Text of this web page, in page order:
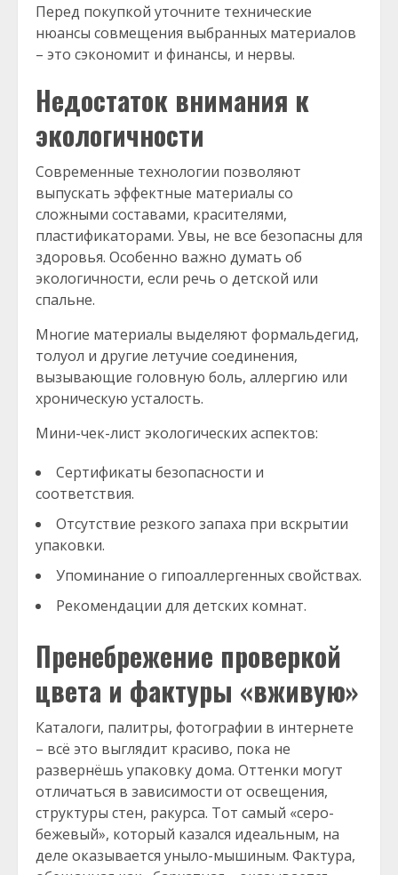
Перед покупкой уточните технические
нюансы совмещения выбранных материалов
– это сэкономит и финансы, и нервы.
Недостаток внимания к
экологичности
Современные технологии позволяют
выпускать эффектные материалы со
сложными составами, красителями,
пластификаторами. Увы, не все безопасны для
здоровья. Особенно важно думать об
экологичности, если речь о детской или
спальне.
Многие материалы выделяют формальдегид,
толуол и другие летучие соединения,
вызывающие головную боль, аллергию или
хроническую усталость.
Мини-чек-лист экологических аспектов:
Сертификаты безопасности и
соответствия.
Отсутствие резкого запаха при вскрытии
упаковки.
Упоминание о гипоаллергенных свойствах.
Рекомендации для детских комнат.
Пренебрежение проверкой
цвета и фактуры «вживую»
Каталоги, палитры, фотографии в интернете
– всё это выглядит красиво, пока не
развернёшь упаковку дома. Оттенки могут
отличаться в зависимости от освещения,
структуры стен, ракурса. Тот самый «серо-
бежевый», который казался идеальным, на
деле оказывается уныло-мышиным. Фактура,